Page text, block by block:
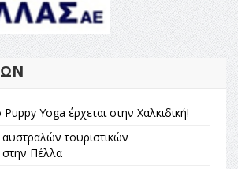
Yoga έρχεται στην Χαλκιδική!
τουριστικών
Πέλλα